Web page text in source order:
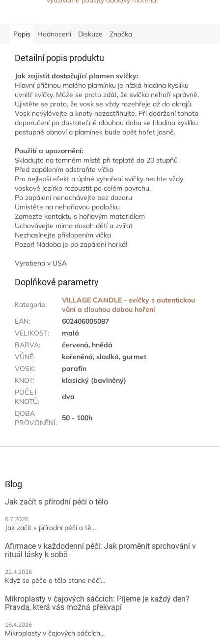
Popis Hodnocení Diskuze Značka
Detailní popis produktu
Jak zajistit dostačující plamen svíčky:
Hlavní příčinou malého plamínku je nízká hladina kyslíku
uvnitř svíčky. Může se proto zdát, že svíčka nehoří správně.
Ujistěte se proto, že vosk se vždy rozehřeje až do okrajů.
Vosk nevylévejte a knoty nezastřihujte. Při dodržení tohoto
doporučení po dostatečně dlouhou dobu se hladina kyslíku
postupně obnoví a plamínek bude opět hořet jasně.
Použití a upozornění:
Skladujte na temném místě při teplotě do 20 stupňů
Před zapálením odstraňte víčko
Pro nejlepší efekt a úplné vyhoření svíčky nechte vždy
voskové jezírko rozpustit po celém povrchu.
Po zapálení nenechávejte bez dozoru
Umístěte na nehořlavou podložku
Zamezte kontaktu s hořlavým materiálem
Uchovávejte mimo dosah dětí a zvířat
Nezhasínejte přiklopením víčka
Pozor! Nádoba je po zapálení horká!
Vyrobeno v USA
Doplňkové parametry
Kategorie:
VILLAGE CANDLE - svíčky s autentickou
vůní a dlouhou dobou hoření
EAN:
602406005087
VELIKOST:
malá
BARVA:
červená, hnědá
VŮNĚ:
kořeněná, sladká, gurmet
VOSK:
parafín
KNOT:
klasický (bavlněný)
POČET
KNOTŮ:
dva
DOBA
PROVONĚNÍ:
50 - 100h
Blog
Jak začít s přírodní péčí o tělo
6.7.2026
Jak začít s přírodní péčí o tě...
Afirmace v každodenní péči: Jak proměnit sprchování v
rituál lásky k sobě
22.4.2026
Když se péče o tělo stane něčí...
Mikroplasty v čajových sáčcích: Pijeme je každý den?
Pravda, která vás možná překvapí
16.4.2026
Mikroplasty v čajových sáčcích...